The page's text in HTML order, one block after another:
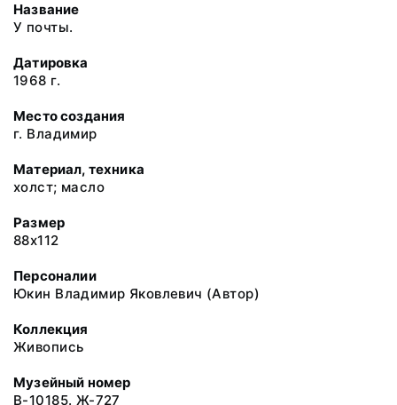
Название
У почты.
Датировка
1968 г.
Место создания
г. Владимир
Материал, техника
холст; масло
Размер
88x112
Персоналии
Юкин Владимир Яковлевич (Автор)
Коллекция
Живопись
Музейный номер
В-10185. Ж-727